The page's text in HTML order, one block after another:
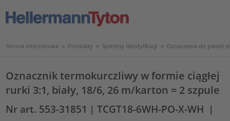
Strona internetowa > Produkty > Systemy identyfikacji > Oznaczenia do paneli
Oznacznik termokurczliwy w formie ciągłej
rurki 3:1, biały, 18/6, 26 m/karton = 2 szpule
Nr art. 553-31851 | TCGT18-6WH-PO-X-WH |